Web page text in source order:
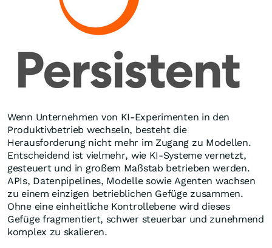
Wenn Unternehmen von KI-Experimenten in den
Produktivbetrieb wechseln, besteht die
Herausforderung nicht mehr im Zugang zu Modellen.
Entscheidend ist vielmehr, wie KI-Systeme vernetzt,
gesteuert und in großem Maßstab betrieben werden.
APIs, Datenpipelines, Modelle sowie Agenten wachsen
zu einem einzigen betrieblichen Gefüge zusammen.
Ohne eine einheitliche Kontrollebene wird dieses
Gefüge fragmentiert, schwer steuerbar und zunehmend
komplex zu skalieren.